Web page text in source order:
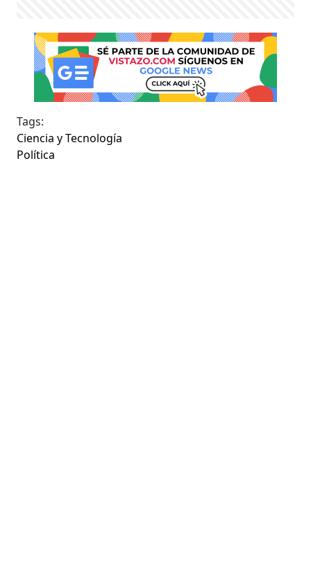
Tags:
Ciencia y Tecnología
Política